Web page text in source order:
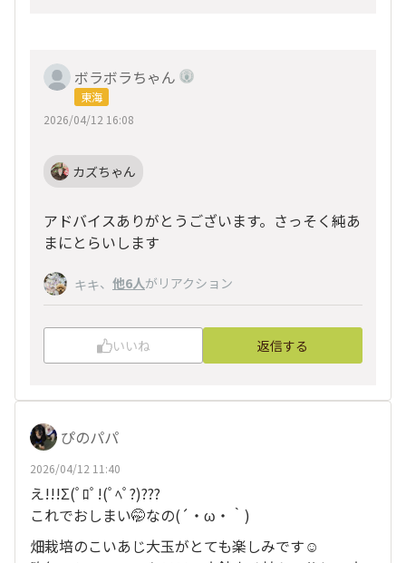
ボラボラちゃん
東海
2026/04/12 16:08
カズちゃん
アドバイスありがとうございます。さっそく純あ
まにとらいします
キキ、 他6人がリアクション
いいね 返信する
ぴのパパ
2026/04/12 11:40
え!!!Σ(ﾟﾛﾟ!(ﾟﾍﾟ?)???
これでおしまい🤭なの(´・ω・｀)
畑栽培のこいあじ大玉がとても楽しみです☺️